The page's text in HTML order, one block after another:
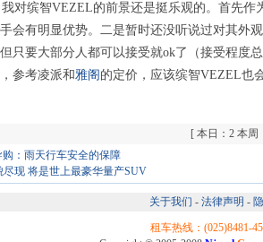
对缤智VEZEL的前景还是挺乐观的。首先作
会有明显优势。二是暂时还没听说过对其外
只要大部分人都可以接受就ok了（接受程度
参考凌派和雅阁 的定价，应该缤智VEZEL也
[ 本日：2 本周
：雨天行车安全的保障
尽现 将是世上最豪华量产SUV
关于我们 - 法律声明 -
租车热线：(025)8481-